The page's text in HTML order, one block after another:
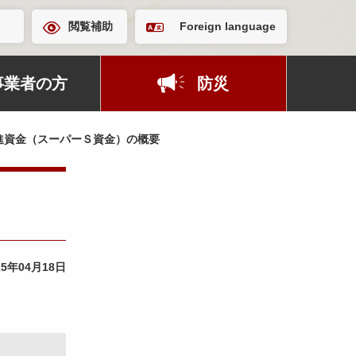
閲覧補助 Foreign language
業者の方 防災
金（スーパーＳ資金）の概要
年04月18日